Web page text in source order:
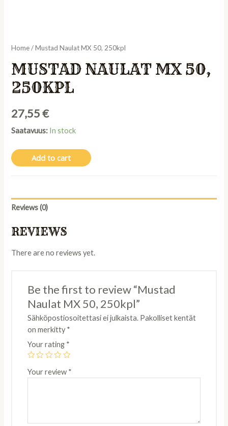
Home/ Mustad Naulat MX 50, 250kpl
MUSTAD NAULAT MX 50,
250KPL
27,55€
Saatavuus: In stock
Add to cart
Reviews (0)
REVIEWS
There are no reviews yet.
Be the first to review “Mustad
Naulat MX 50, 250kpl”
Sähköpostiosoitettasi ei julkaista. Pakolliset kentät
on merkitty*
Your rating *
Your review *